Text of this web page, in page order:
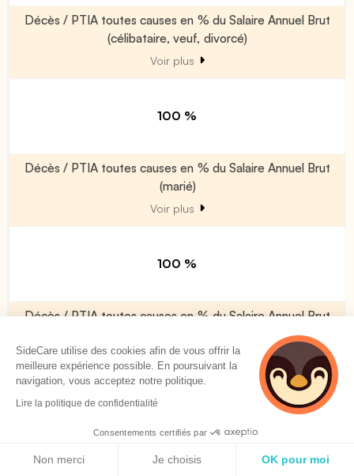
Décès / PTIA toutes causes en % du Salaire Annuel Brut
(célibataire, veuf, divorcé)
Voir plus
100 %
Décès / PTIA toutes causes en % du Salaire Annuel Brut
(marié)
Voir plus
100 %
Décès / PTIA toutes causes en % du Salaire Annuel Brut
Voir plus
Décès accident (en % du Décès/PTIA)
SideCare utilise des cookies afin de vous offrir la
meilleure expérience possible. En poursuivant la
navigation, vous acceptez notre politique.
Lire la politique de confidentialité
Consentements certifiés par
Non merci Je choisis OK pour moi